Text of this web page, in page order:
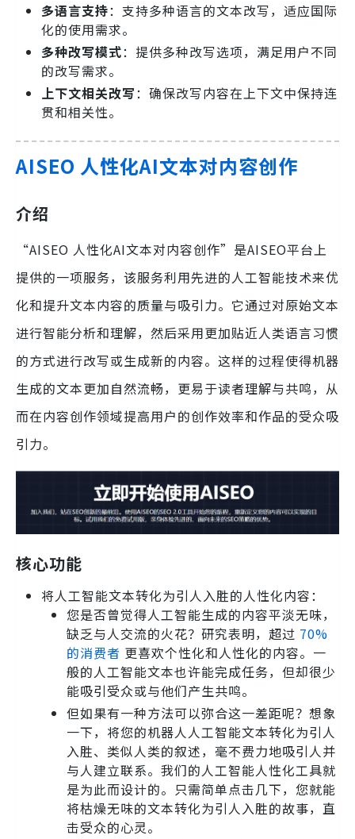
多语言支持：支持多种语言的文本改写，适应国际
化的使用需求。
多种改写模式：提供多种改写选项，满足用户不同
的改写需求。
上下文相关改写：确保改写内容在上下文中保持连
贯和相关性。
AISEO 人性化AI文本对内容创作
介绍
“AISEO 人性化AI文本对内容创作”是AISEO平台上
提供的一项服务，该服务利用先进的人工智能技术来优
化和提升文本内容的质量与吸引力。它通过对原始文本
进行智能分析和理解，然后采用更加贴近人类语言习惯
的方式进行改写或生成新的内容。这样的过程使得机器
生成的文本更加自然流畅，更易于读者理解与共鸣，从
而在内容创作领域提高用户的创作效率和作品的受众吸
引力。
核心功能
将人工智能文本转化为引人入胜的人性化内容：
您是否曾觉得人工智能生成的内容平淡无味，
缺乏与人交流的火花？研究表明，超过 70%
的消费者 更喜欢个性化和人性化的内容。一
般的人工智能文本也许能完成任务，但却很少
能吸引受众或与他们产生共鸣。
但如果有一种方法可以弥合这一差距呢？想象
一下，将您的机器人人工智能文本转化为引人
入胜、类似人类的叙述，毫不费力地吸引人并
与人建立联系。我们的人工智能人性化工具就
是为此而设计的。只需简单点击几下，您就能
将枯燥无味的文本转化为引人入胜的故事，直
击受众的心灵。